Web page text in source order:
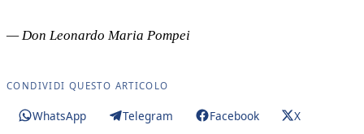
— Don Leonardo Maria Pompei
CONDIVIDI QUESTO ARTICOLO
WhatsApp Telegram Facebook
X